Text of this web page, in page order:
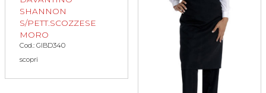
SHANNON
S/PETT.SCOZZESE
MORO
Cod.: GIBD340
scopri